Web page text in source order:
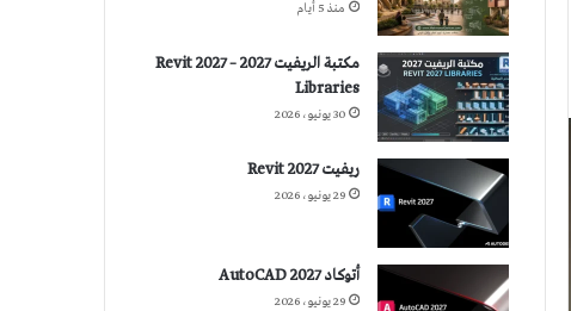
منذ 5 أيام
مكتبة الريفيت 2027 – Revit 2027
Libraries
30 يونيو، 2026
ريفيت 2027 Revit
29 يونيو، 2026
أتوكاد 2027 AutoCAD
29 يونيو، 2026